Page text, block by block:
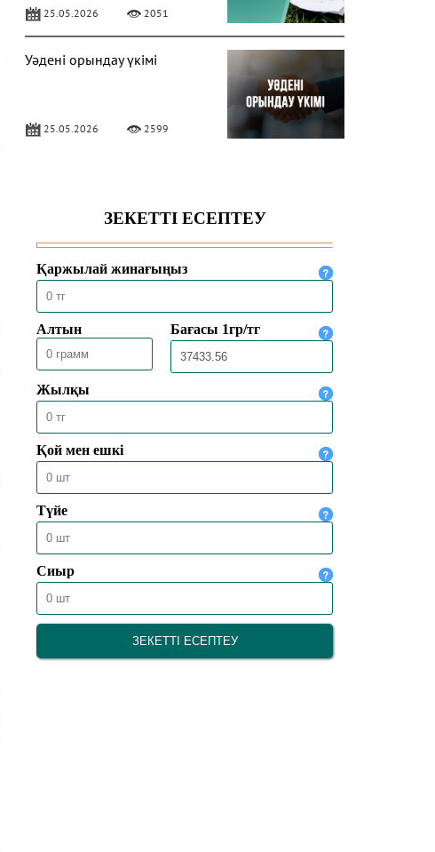
25.05.2026 2051
Уәдені орындау үкімі
25.05.2026 2599
09.01.2026 10629
ФОЛЛОВЕР САНЫН АҚЫҒА
АРТТЫРУДЫҢ ҮКІМІ
09.01.2026